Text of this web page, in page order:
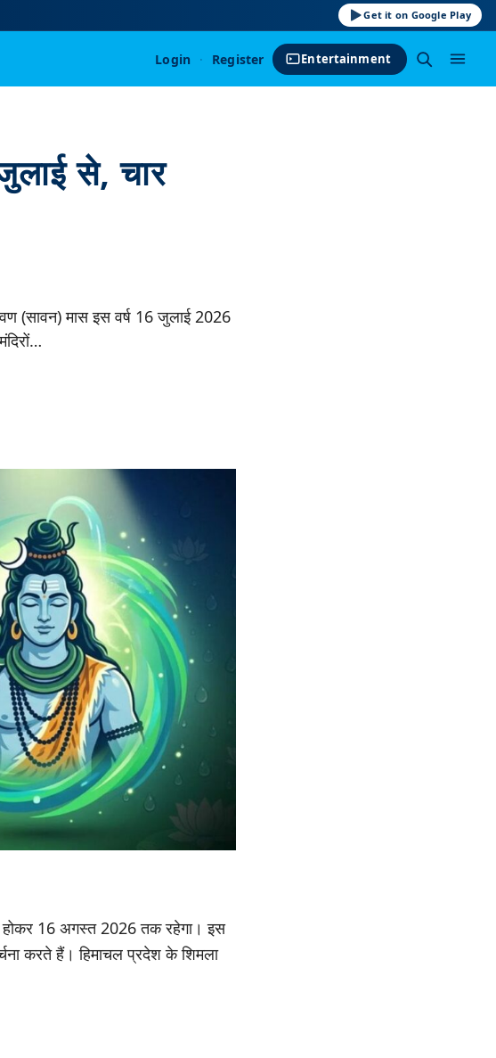
Get it on Google Play
Login · Register Entertainment
से, चार
(सावन) मास इस वर्ष 16 जुलाई 2026
होकर 16 अगस्त 2026 तक रहेगा। इस
करते हैं। हिमाचल प्रदेश के शिमला